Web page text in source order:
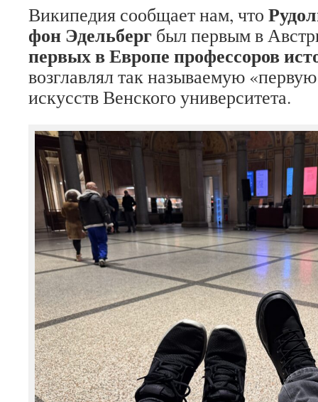
Википедия сообщает нам, что
фон Эдельберг был первым в
первых в Европе профессоров
возглавлял так называемую
искусств Венского университета.